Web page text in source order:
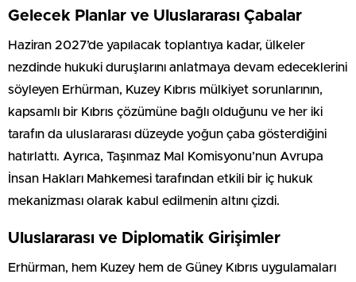
Gelecek Planlar ve Uluslararası Çabalar
Haziran 2027’de yapılacak toplantıya kadar, ülkeler
nezdinde hukuki duruşlarını anlatmaya devam edeceklerini
söyleyen Erhürman, Kuzey Kıbrıs mülkiyet sorunlarının,
kapsamlı bir Kıbrıs çözümüne bağlı olduğunu ve her iki
tarafın da uluslararası düzeyde yoğun çaba gösterdiğini
hatırlattı. Ayrıca, Taşınmaz Mal Komisyonu’nun Avrupa
İnsan Hakları Mahkemesi tarafından etkili bir iç hukuk
mekanizması olarak kabul edilmenin altını çizdi.
Uluslararası ve Diplomatik Girişimler
Erhürman, hem Kuzey hem de Güney Kıbrıs uygulamaları